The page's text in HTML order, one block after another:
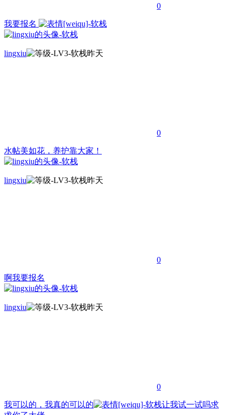
0
我要报名
lingxiu 昨天
0
水帖美如花，养护靠大家！
lingxiu 昨天
0
啊我要报名
lingxiu 昨天
0
我可以的，我真的可以的
让我试一试吗求